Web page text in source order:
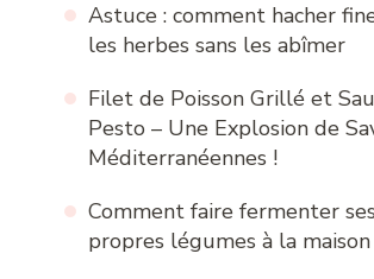
Astuce : comment hacher
les herbes sans les abîmer
Filet de Poisson Grillé et
Pesto – Une Explosion de
Méditerranéennes !
Comment faire fermenter ses
propres légumes à la maison